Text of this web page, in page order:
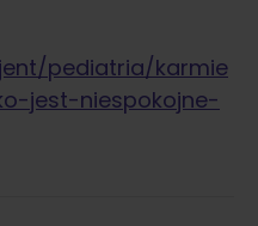
pediatria/karmie
jest-niespokojne-